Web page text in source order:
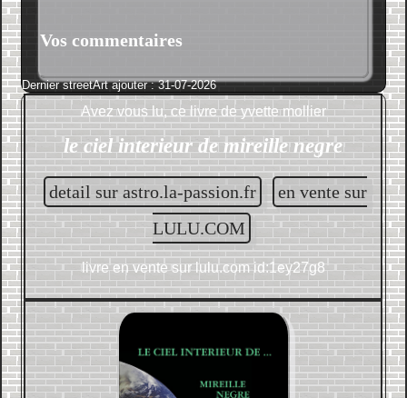
Vos commentaires
Dernier streetArt ajouter : 31-07-2026
Avez vous lu, ce livre deyvette mollier
le ciel interieur de mireille negre
detail sur astro.la-passion.fr
en vente sur
LULU.COM
livre en vente surlulu.com id:1ey27g8